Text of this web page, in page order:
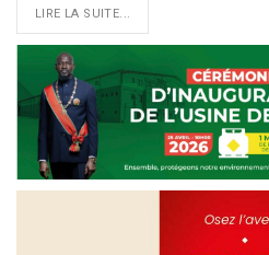
LIRE LA SUITE...